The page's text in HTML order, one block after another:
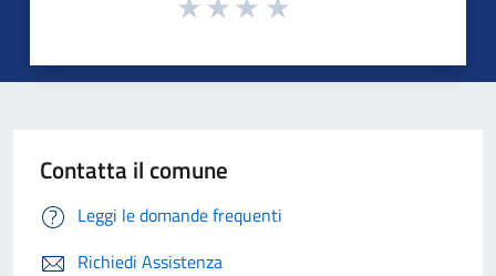
Contatta il comune
Leggi le domande frequenti
Richiedi Assistenza